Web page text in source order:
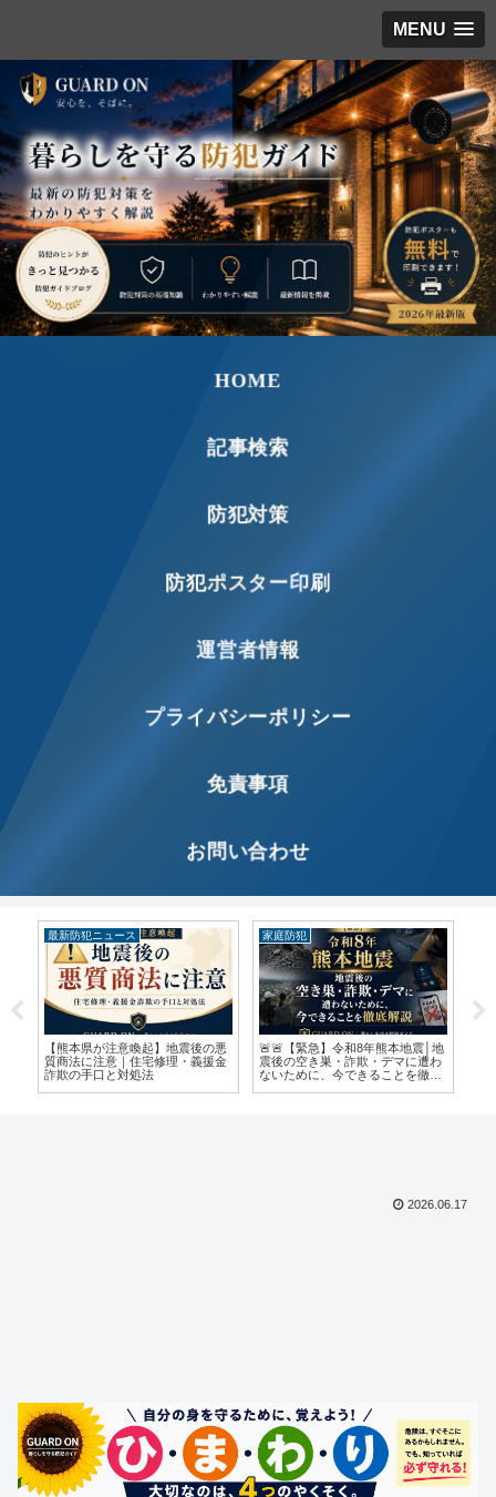
MENU
HOME
記事検索
防犯対策
防犯ポスター印刷
運営者情報
プライバシーポリシー
免責事項
お問い合わせ
家庭防犯
🚨📹【2026年最新】防犯カメラは
本当に必要？│空き巣・強盗・い
たずらから家族を守る選び方・設
特殊詐欺
「もしかして詐欺かも？」どうす
ればいい？
2026.06.17